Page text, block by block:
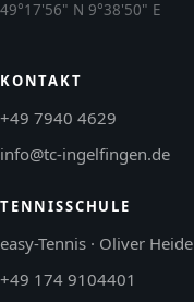
49°17'56" N 9°38'50" E
KONTAKT
+49 7940 4629
info@tc-ingelfingen.de
TENNISSCHULE
easy-Tennis · Oliver Heide
+49 174 9104401